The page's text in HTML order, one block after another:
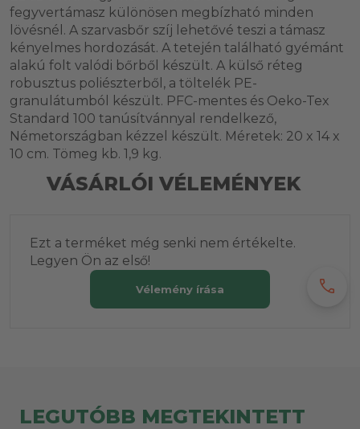
fegyvertámasz különösen megbízható minden
lövésnél. A szarvasbőr szíj lehetővé teszi a támasz
kényelmes hordozását. A tetején található gyémánt
alakú folt valódi bőrből készült. A külső réteg
robusztus poliészterből, a töltelék PE-
granulátumból készült. PFC-mentes és Oeko-Tex
Standard 100 tanúsítvánnyal rendelkező,
Németországban kézzel készült. Méretek: 20 x 14 x
10 cm. Tömeg kb. 1,9 kg.
VÁSÁRLÓI VÉLEMÉNYEK
Ezt a terméket még senki nem értékelte.
Legyen Ön az első!
Vélemény írása
LEGUTÓBB MEGTEKINTETT
call